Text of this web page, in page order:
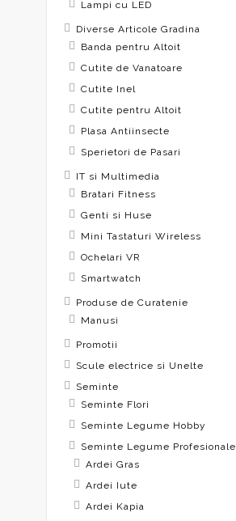
Lampi cu LED
Diverse Articole Gradina
Banda pentru Altoit
Cutite de Vanatoare
Cutite Inel
Cutite pentru Altoit
Plasa Antiinsecte
Sperietori de Pasari
IT si Multimedia
Bratari Fitness
Genti si Huse
Mini Tastaturi Wireless
Ochelari VR
Smartwatch
Produse de Curatenie
Manusi
Promotii
Scule electrice si Unelte
Seminte
Seminte Flori
Seminte Legume Hobby
Seminte Legume Profesionale
Ardei Gras
Ardei Iute
Ardei Kapia